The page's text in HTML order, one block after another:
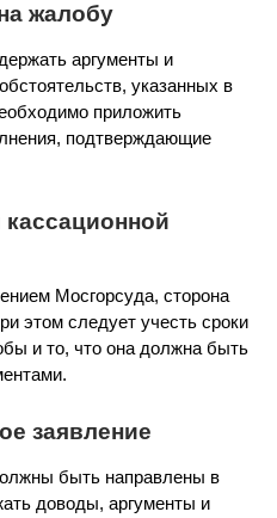
жалобу
аргументы и
указанных в
приложить
подтверждающие
Мосгорсуда, сторона
этом следует учесть сроки
и то, что она должна быть
заявление
быть направлены в
доводы, аргументы и